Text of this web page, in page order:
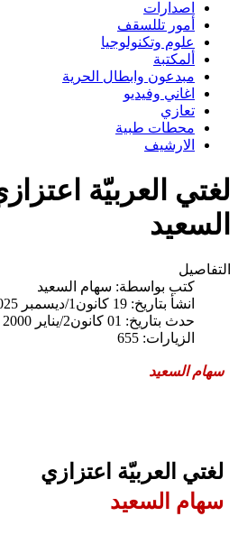
اصدارات
أمور تللسقف
علوم وتكنولوجيا
ألمكتبة
مبدعون وابطال الحرية
اغاني وفيديو
تعازي
محطات طبية
الارشيف
لغتي العربيّة
السعيد
التفاصيل
كتب بواسطة: سهام السعيد
انشأ بتاريخ: 19 كانون1/ديسمبر 2025
حدث بتاريخ: 01 كانون2/يناير 2000
الزيارات: 655
سهام السعيد
لغتي العربيّة اعتزازي
سهام السعيد